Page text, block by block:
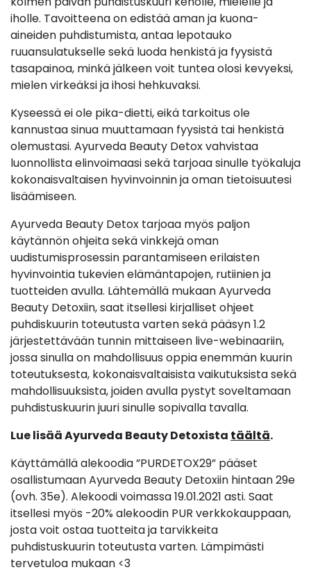
iholle. Tavoitteena on edistää aman ja kuona-
aineiden puhdistumista, antaa lepotauko
ruuansulatukselle sekä luoda henkistä ja fyysistä
tasapainoa, minkä jälkeen voit tuntea olosi kevyeksi,
mielen virkeäksi ja ihosi hehkuvaksi.
Kyseessä ei ole pika-dietti, eikä tarkoitus ole
kannustaa sinua muuttamaan fyysistä tai henkistä
olemustasi. Ayurveda Beauty Detox vahvistaa
luonnollista elinvoimaasi sekä tarjoaa sinulle työkaluja
kokonaisvaltaisen hyvinvoinnin ja oman tietoisuutesi
lisäämiseen.
Ayurveda Beauty Detox tarjoaa myös paljon
käytännön ohjeita sekä vinkkejä oman
uudistumisprosessin parantamiseen erilaisten
hyvinvointia tukevien elämäntapojen, rutiinien ja
tuotteiden avulla. Lähtemällä mukaan Ayurveda
Beauty Detoxiin, saat itsellesi kirjalliset ohjeet
puhdiskuurin toteutusta varten sekä pääsyn 1.2
järjestettävään tunnin mittaiseen live-webinaariin,
jossa sinulla on mahdollisuus oppia enemmän kuurin
toteutuksesta, kokonaisvaltaisista vaikutuksista sekä
mahdollisuuksista, joiden avulla pystyt soveltamaan
puhdistuskuurin juuri sinulle sopivalla tavalla.
Lue lisää Ayurveda Beauty Detoxista täältä.
Käyttämällä alekoodia ”PURDETOX29” pääset
osallistumaan Ayurveda Beauty Detoxiin hintaan 29e
(ovh. 35e). Alekoodi voimassa 19.01.2021 asti. Saat
itsellesi myös -20% alekoodin PUR verkkokauppaan,
josta voit ostaa tuotteita ja tarvikkeita
puhdistuskuurin toteutusta varten. Lämpimästi
tervetuloa mukaan <3